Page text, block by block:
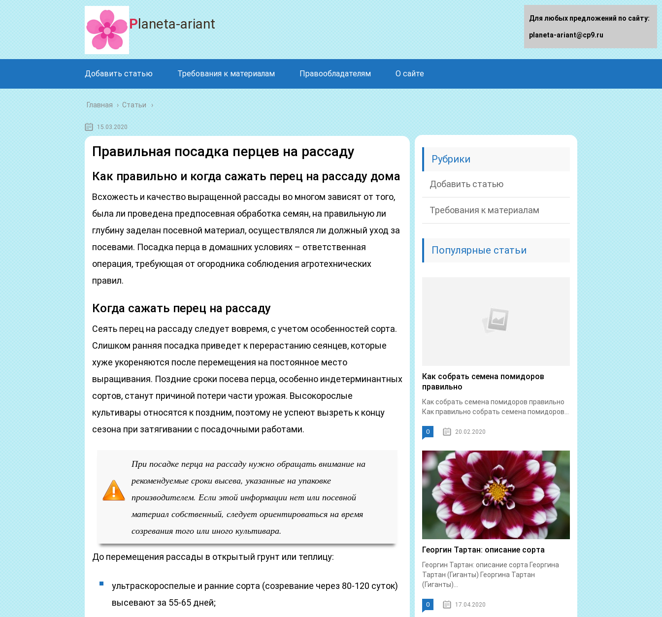
Planeta-ariant
Добавить статью Требования к материалам Правообладателям О сайте
Главная › Статьи
15.03.2020
Правильная посадка перцев на рассаду
Как правильно и когда сажать перец на рассаду дома
Всхожесть и качество выращенной рассады во многом зависят от того,
была ли проведена предпосевная обработка семян, на правильную ли
глубину заделан посевной материал, осуществлялся ли должный уход за
посевами. Посадка перца в домашних условиях – ответственная
операция, требующая от огородника соблюдения агротехнических
правил.
Когда сажать перец на рассаду
Сеять перец на рассаду следует вовремя, с учетом особенностей сорта.
Слишком ранняя посадка приведет к перерастанию сеянцев, которые
хуже укореняются после перемещения на постоянное место
выращивания. Поздние сроки посева перца, особенно индетерминантных
сортов, станут причиной потери части урожая. Высокорослые
культивары относятся к поздним, поэтому не успеют вызреть к концу
сезона при затягивании с посадочными работами.
При посадке перца на рассаду нужно обращать внимание на
рекомендуемые сроки высева, указанные на упаковке
производителем. Если этой информации нет или посевной
материал собственный, следует ориентироваться на время
созревания того или иного культивара.
До перемещения рассады в открытый грунт или теплицу:
ультраскороспелые и ранние сорта (созревание через 80-120 суток)
высевают за 55-65 дней;
Рубрики
Добавить статью
Требования к материалам
Популярные статьи
Как собрать семена помидоров
правильно
Как собрать семена помидоров правильно
Как правильно собрать семена помидоров...
0 20.02.2020
Георгин Тартан: описание сорта
Георгин Тартан: описание сорта Георгина
Тартан (Гиганты) Георгина Тартан
(Гиганты)...
0 17.04.2020
Для любых предложений по сайту:
planeta-ariant@cp9.ru